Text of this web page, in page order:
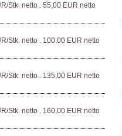
Stk. netto . 55,00 EUR netto
Stk. netto . 100,00 EUR netto
Stk. netto . 135,00 EUR netto
Stk. netto . 160,00 EUR netto